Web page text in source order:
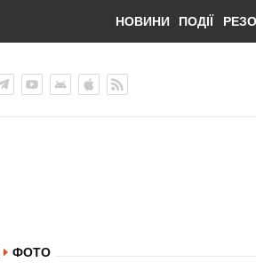
НОВИНИ ПОДІЇ
ФОТО